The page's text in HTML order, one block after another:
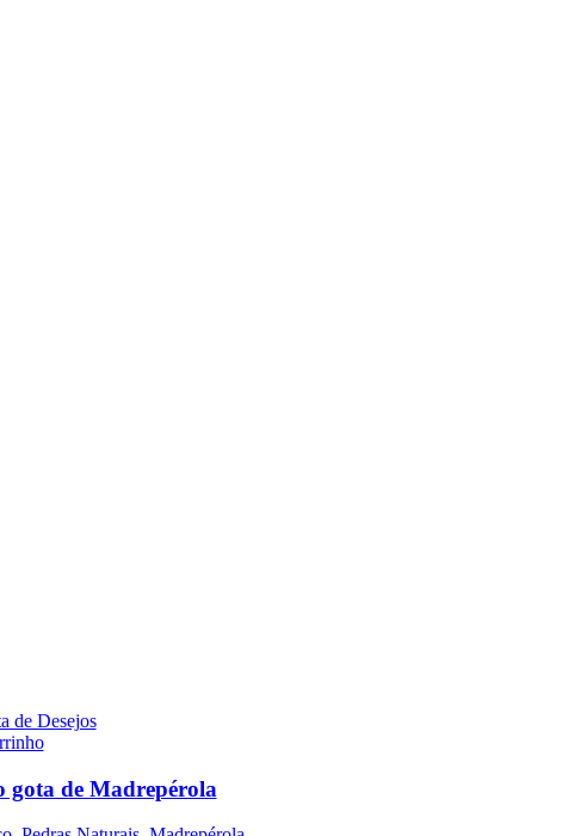
de Desejos
gota de Madrepérola